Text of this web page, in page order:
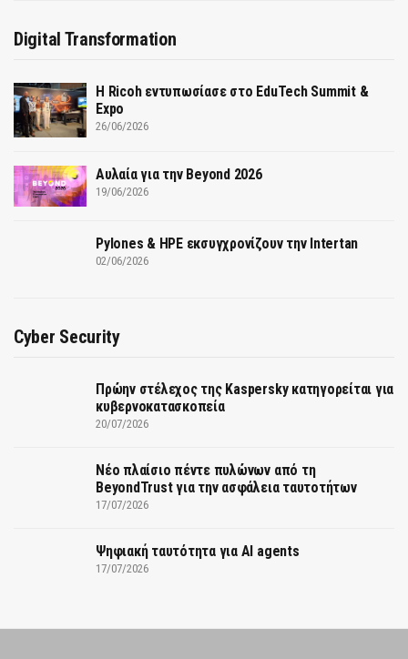
Digital Transformation
Η Ricoh εντυπωσίασε στο EduTech Summit &
Expo
26/06/2026
Αυλαία για την Beyond 2026
19/06/2026
Pylones & HPE εκσυγχρονίζουν την Intertan
02/06/2026
Cyber Security
Πρώην στέλεχος της Kaspersky κατηγορείται για
κυβερνοκατασκοπεία
20/07/2026
Νέο πλαίσιο πέντε πυλώνων από τη
BeyondTrust για την ασφάλεια ταυτοτήτων
17/07/2026
Ψηφιακή ταυτότητα για AI agents
17/07/2026